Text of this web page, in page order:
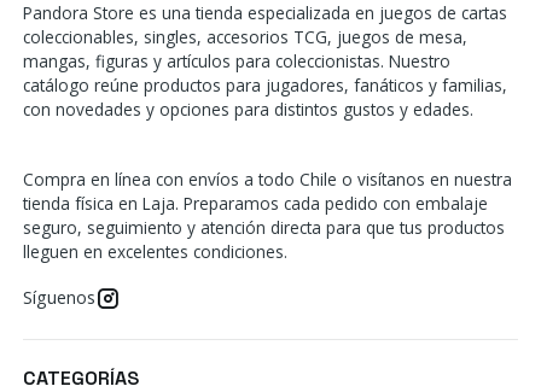
Pandora Store es una tienda especializada en juegos de cartas
coleccionables, singles, accesorios TCG, juegos de mesa,
mangas, figuras y artículos para coleccionistas. Nuestro
catálogo reúne productos para jugadores, fanáticos y familias,
con novedades y opciones para distintos gustos y edades.
Compra en línea con envíos a todo Chile o visítanos en nuestra
tienda física en Laja. Preparamos cada pedido con embalaje
seguro, seguimiento y atención directa para que tus productos
lleguen en excelentes condiciones.
Síguenos
CATEGORÍAS